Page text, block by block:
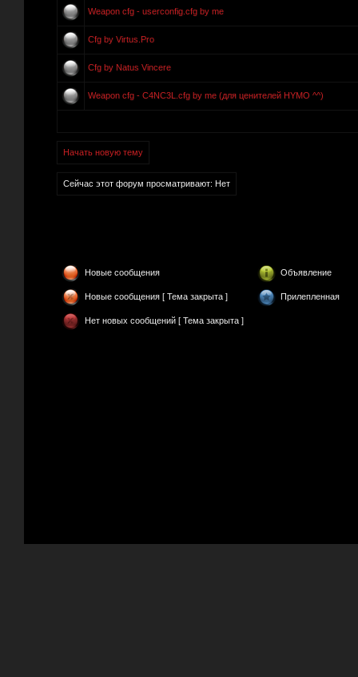
Weapon cfg - userconfig.cfg by me
Cfg by Virtus.Pro
Cfg by Natus Vincere
Weapon cfg - C4NC3L.cfg by me (для ценителей HYMO ^^)
Начать новую тему
Сейчас этот форум просматривают: Нет
Новые сообщения Объявление
Новые сообщения [ Тема закрыта ] Прилепленная
Нет новых сообщений [ Тема закрыта ]